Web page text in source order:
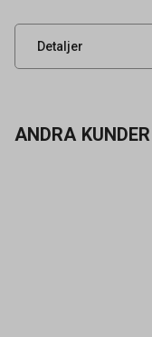
Detaljer
UNSPSC
ANDRA